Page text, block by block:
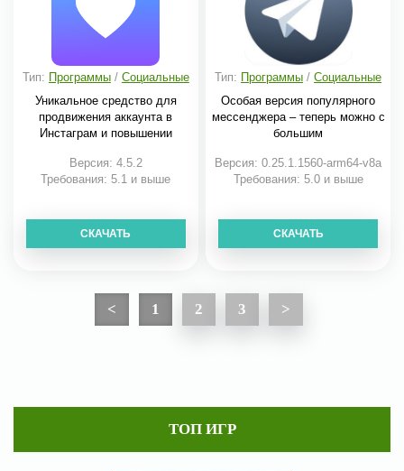
Тип: Программы/ Социальные
Уникальное средство для
продвижения аккаунта в
Инстаграм и повышении
Версия: 4.5.2
Требования: 5.1 и выше
СКАЧАТЬ
Тип: Программы /Социальные
Особая версия популярного
мессенджера – теперь можно с
большим
Версия: 0.25.1.1560-arm64-v8a
Требования: 5.0 и выше
СКАЧАТЬ
< 1 2 3 >
ТОП ИГР